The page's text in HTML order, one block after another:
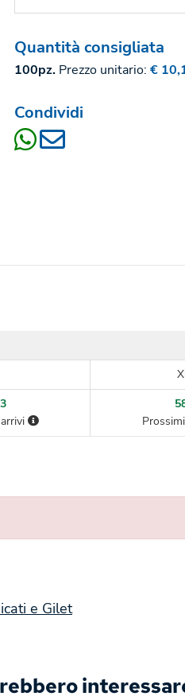
Quantità consigliata
100pz. Prezzo unitario: €
Condividi
e Gilet